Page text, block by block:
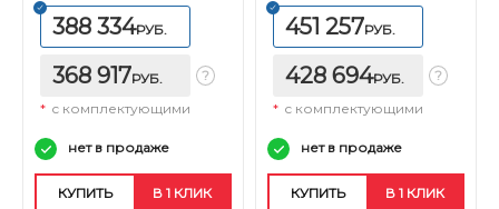
388 334РУБ.
368 917РУБ.
* с комплектующими
нет в продаже
КУПИТЬ В 1 КЛИК
451 257РУБ.
428 694РУБ.
* с комплектующими
нет в продаже
КУПИТЬ В 1 КЛИК